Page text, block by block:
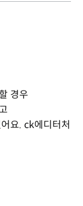
경우
요. ck에디터처